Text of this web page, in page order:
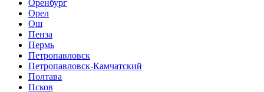
Оренбург
Орел
Ош
Пенза
Пермь
Петропавловск
Петропавловск-Камчатский
Полтава
Псков